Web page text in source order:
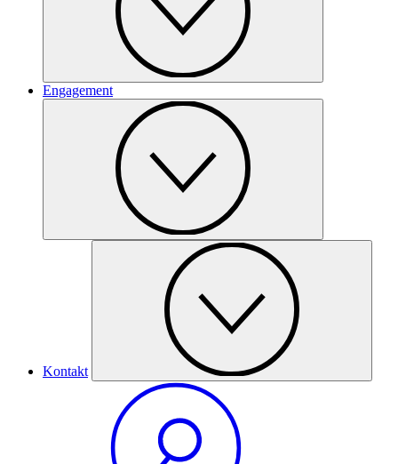
Engagement
Kontakt